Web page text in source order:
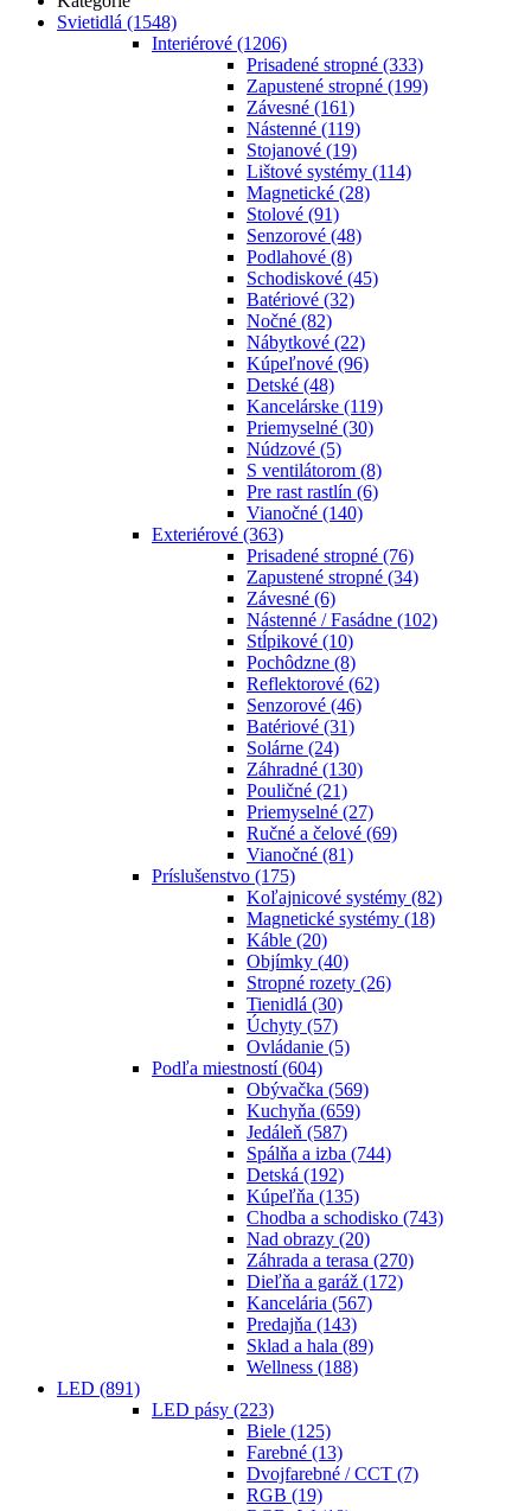
Svietidlá (1548)
Interiérové (1206)
Prisadené stropné (333)
Zapustené stropné (199)
Závesné (161)
Nástenné (119)
Stojanové (19)
Lištové systémy (114)
Magnetické (28)
Stolové (91)
Senzorové (48)
Podlahové (8)
Schodiskové (45)
Batériové (32)
Nočné (82)
Nábytkové (22)
Kúpeľnové (96)
Detské (48)
Kancelárske (119)
Priemyselné (30)
Núdzové (5)
S ventilátorom (8)
Pre rast rastlín (6)
Vianočné (140)
Exteriérové (363)
Prisadené stropné (76)
Zapustené stropné (34)
Závesné (6)
Nástenné / Fasádne (102)
Stĺpikové (10)
Pochôdzne (8)
Reflektorové (62)
Senzorové (46)
Batériové (31)
Solárne (24)
Záhradné (130)
Pouličné (21)
Priemyselné (27)
Ručné a čelové (69)
Vianočné (81)
Príslušenstvo (175)
Koľajnicové systémy (82)
Magnetické systémy (18)
Káble (20)
Objímky (40)
Stropné rozety (26)
Tienidlá (30)
Úchyty (57)
Ovládanie (5)
Podľa miestností(604)
Obývačka (569)
Kuchyňa (659)
Jedáleň (587)
Spálňa a izba (744)
Detská (192)
Kúpeľňa (135)
Chodba a schodisko (743)
Nad obrazy (20)
Záhrada a terasa (270)
Dieľňa a garáž (172)
Kancelária (567)
Predajňa (143)
Sklad a hala (89)
Wellness (188)
LED (891)
LED pásy (223)
Biele (125)
Farebné (13)
Dvojfarebné / CCT (7)
RGB (19)